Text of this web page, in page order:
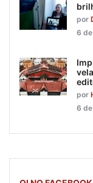
por
6
por
6